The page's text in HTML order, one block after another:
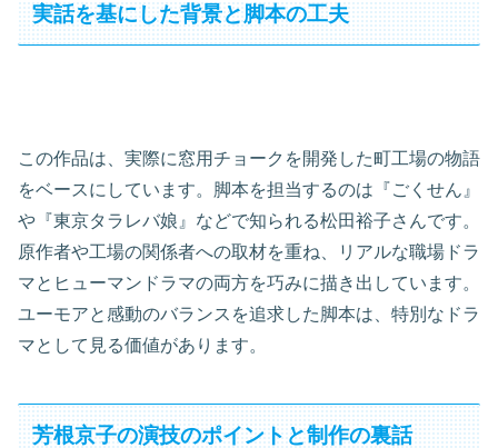
実話を基にした背景と脚本の工夫
この作品は、実際に窓用チョークを開発した町工場の物語
をベースにしています。脚本を担当するのは『ごくせん』
や『東京タラレバ娘』などで知られる松田裕子さんです。
原作者や工場の関係者への取材を重ね、リアルな職場ドラ
マとヒューマンドラマの両方を巧みに描き出しています。
ユーモアと感動のバランスを追求した脚本は、特別なドラ
マとして見る価値があります。
芳根京子の演技のポイントと制作の裏話